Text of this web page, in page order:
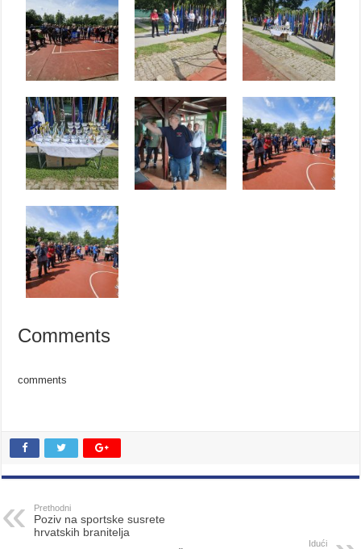
Comments
comments
Prethodni
Poziv na sportske susrete
hrvatskih branitelja
Idući